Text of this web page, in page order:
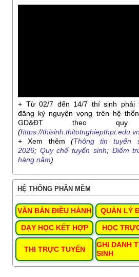
+ Từ 02/7 đến 14/7 thí sinh phải
đăng ký nguyện vọng trên hệ
GD&ĐT theo quy
(https://thisinh.thitotnghiepthpt.edu.vn
+ Xem thêm (Thông tin tuyển
2026; Quy chế tuyển sinh; Điểm
hàng năm)
HỆ THỐNG PHẦN MỀM
VĂN BẢN ĐIỀU HÀNH QUẢN LÝ
DẠY HỌC KẾT HỢP HỌC
THI TRỰC TUYẾN
GHI DANH
SINH